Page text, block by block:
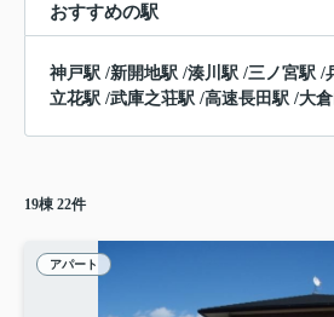
おすすめの駅
神戸駅 /新開地駅 /湊川駅 /三ノ宮駅 /
立花駅 /武庫之荘駅 /高速長田駅 /大
19棟 22件
アパート